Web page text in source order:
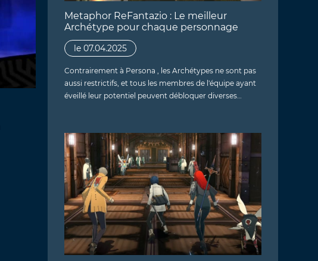
Metaphor ReFantazio : Le meilleur
Archétype pour chaque personnage
le 07.04.2025
Contrairement à Persona , les Archétypes ne sont pas
aussi restrictifs, et tous les membres de l'équipe ayant
éveillé leur potentiel peuvent débloquer diverses…